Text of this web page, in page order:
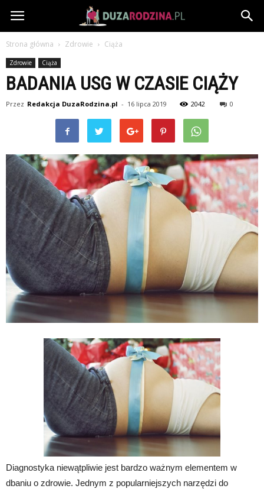
DuzaRodzina.pl
Strona główna Zdrowie Ciąża
Zdrowie Ciąża
BADANIA USG W CZASIE CIĄŻY
Przez Redakcja DuzaRodzina.pl - 16 lipca 2019 2042 0
Diagnostyka niewątpliwie jest bardzo ważnym elementem w
dbaniu o zdrowie. Jednym z popularniejszych narzędzi do